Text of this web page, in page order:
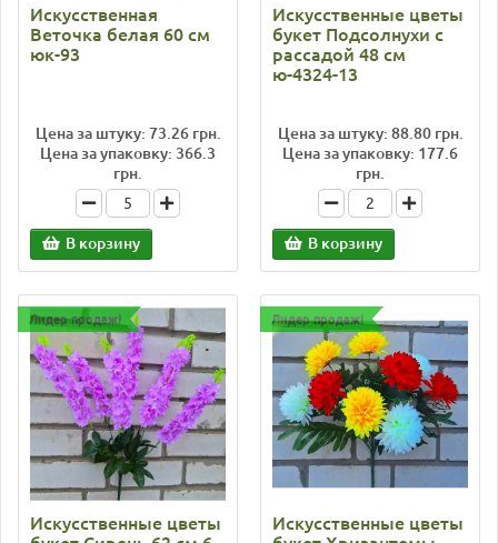
Искусственная
Веточка белая 60 см
юк-93
Цена за штуку: 73.26 грн.
Цена за упаковку: 366.3
грн.
В корзину
Искусственные цветы
букет Подсолнухи с
рассадой 48 см
ю-4324-13
Цена за штуку: 88.80 грн.
Цена за упаковку: 177.6
грн.
В корзину
Лидер продаж!
Искусственные цветы
Лидер продаж!
Искусственные цветы